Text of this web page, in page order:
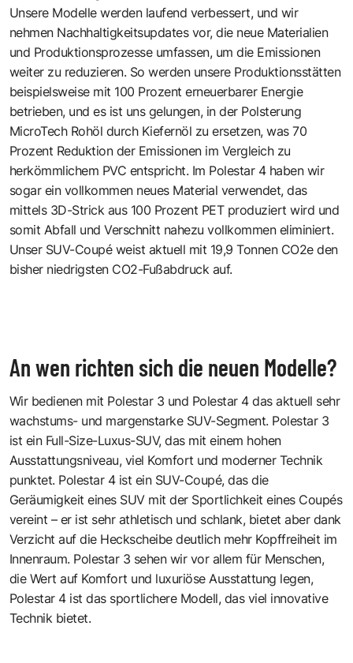
Unsere Modelle werden laufend verbessert, und wir
nehmen Nachhaltigkeitsupdates vor, die neue Materialien
und Produktionsprozesse umfassen, um die Emissionen
weiter zu reduzieren. So werden unsere Produktionsstätten
beispielsweise mit 100 Prozent erneuerbarer Energie
betrieben, und es ist uns gelungen, in der Polsterung
MicroTech Rohöl durch Kiefernöl zu ersetzen, was 70
Prozent Reduktion der Emissionen im Vergleich zu
herkömmlichem PVC entspricht. Im Polestar 4 haben wir
sogar ein vollkommen neues Material verwendet, das
mittels 3D-Strick aus 100 Prozent PET produziert wird und
somit Abfall und Verschnitt nahezu vollkommen eliminiert.
Unser SUV-Coupé weist aktuell mit 19,9 Tonnen CO2e den
bisher niedrigsten CO2-Fußabdruck auf.
An wen richten sich die neuen Modelle?
Wir bedienen mit Polestar 3 und Polestar 4 das aktuell sehr
wachstums- und margenstarke SUV-Segment. Polestar 3
ist ein Full-Size-Luxus-SUV, das mit einem hohen
Ausstattungsniveau, viel Komfort und moderner Technik
punktet. Polestar 4 ist ein SUV-Coupé, das die
Geräumigkeit eines SUV mit der Sportlichkeit eines Coupés
vereint – er ist sehr athletisch und schlank, bietet aber dank
Verzicht auf die Heckscheibe deutlich mehr Kopffreiheit im
Innenraum. Polestar 3 sehen wir vor allem für Menschen,
die Wert auf Komfort und luxuriöse Ausstattung legen,
Polestar 4 ist das sportlichere Modell, das viel innovative
Technik bietet.